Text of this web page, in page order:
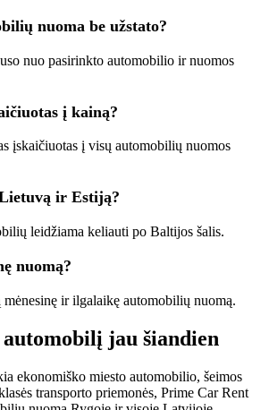
nuoma be užstato?
nuo pasirinkto automobilio ir nuomos
į kainą?
įskaičiuotas į visų automobilių nuomos
ir Estiją?
leidžiama keliauti po Baltijos šalis.
nuomą?
ir ilgalaikę automobilių nuomą.
jau šiandien
ekonomiško miesto automobilio, šeimos
transporto priemonės, Prime Car Rent